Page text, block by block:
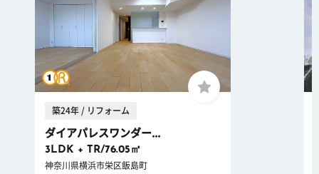
築24年 / リフォーム
ダイアパレスワンダー...
3LDK + TR/76.05㎡
神奈川県横浜市栄区飯島町